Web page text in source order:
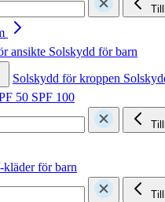
ansikte Solskydd för barn
Solskydd för kroppen
50 SPF 100
för barn